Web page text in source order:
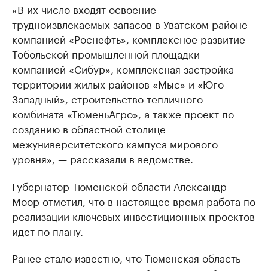
«В их число входят освоение
трудноизвлекаемых запасов в Уватском районе
компанией «Роснефть», комплексное развитие
Тобольской промышленной площадки
компанией «Сибур», комплексная застройка
территории жилых районов «Мыс» и «Юго-
Западный», строительство тепличного
комбината «ТюменьАгро», а также проект по
созданию в областной столице
межуниверситетского кампуса мирового
уровня», — рассказали в ведомстве.
Губернатор Тюменской области Александр
Моор отметил, что в настоящее время работа по
реализации ключевых инвестиционных проектов
идет по плану.
Ранее стало известно, что Тюменская область